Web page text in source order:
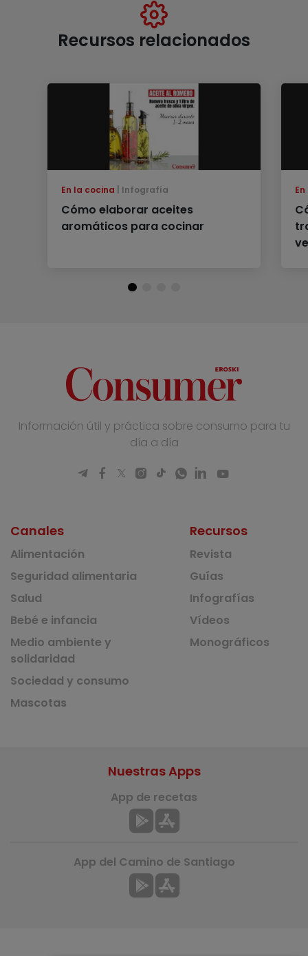
Recursos relacionados
En la cocina Infografía
Cómo elaborar aceites
aromáticos para cocinar
Información útil y práctica sobre consumo para tu
día a día
Canales
Alimentación
Seguridad alimentaria
Salud
Bebé e infancia
Medio ambiente y
solidaridad
Sociedad y consumo
Mascotas
Recursos
Revista
Guías
Infografías
Vídeos
Monográficos
Nuestras Apps
App de recetas
App del Camino de Santiago